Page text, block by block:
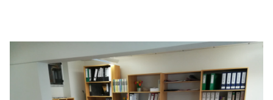
SICHERHEIT UND ZUSAMMENHALT
MITTELSTAND UND INDUSTRIE
BILDUNG
IDENTITÄT